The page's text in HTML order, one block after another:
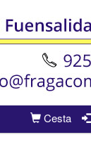
Cesta